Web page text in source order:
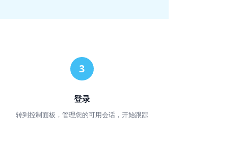
登录
转到控制面板，管理您的可用会话，开始跟踪